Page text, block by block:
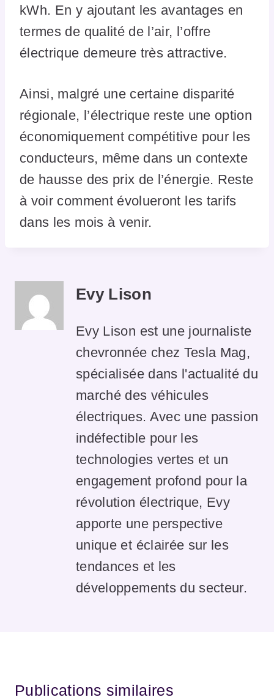
kWh. En y ajoutant les avantages en
termes de qualité de l’air, l’offre
électrique demeure très attractive.
Ainsi, malgré une certaine disparité
régionale, l’électrique reste une option
économiquement compétitive pour les
conducteurs, même dans un contexte
de hausse des prix de l’énergie. Reste
à voir comment évolueront les tarifs
dans les mois à venir.
Evy Lison
Evy Lison est une journaliste
chevronnée chez Tesla Mag,
spécialisée dans l'actualité du
marché des véhicules
électriques. Avec une passion
indéfectible pour les
technologies vertes et un
engagement profond pour la
révolution électrique, Evy
apporte une perspective
unique et éclairée sur les
tendances et les
développements du secteur.
Publications similaires